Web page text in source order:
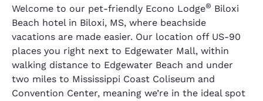
Welcome to our pet-friendly Econo Lodge® Biloxi
Beach hotel in Biloxi, MS, where beachside
vacations are made easier. Our location off US-90
places you right next to Edgewater Mall, within
walking distance to Edgewater Beach and under
two miles to Mississippi Coast Coliseum and
Convention Center, meaning we’re in the ideal spot